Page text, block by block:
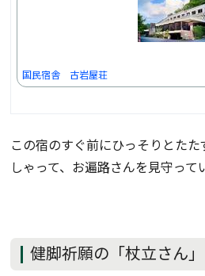
国民宿舎 古岩屋荘
この宿のすぐ前にひっそりとた
しゃって、お遍路さんを見守って
健脚祈願の「杖立さん」